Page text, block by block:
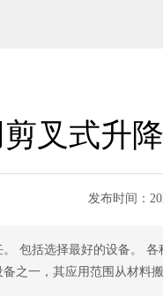
叉式升
发布时间：
包括选择最好的设备。
之一，其应用范围从材料搬